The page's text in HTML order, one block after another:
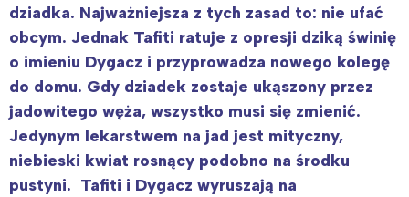
dziadka. Najważniejsza z tych zasad to: nie ufać
obcym. Jednak Tafiti ratuje z opresji dziką świnię
o imieniu Dygacz i przyprowadza nowego kolegę
do domu. Gdy dziadek zostaje ukąszony przez
jadowitego węża, wszystko musi się zmienić.
Jedynym lekarstwem na jad jest mityczny,
niebieski kwiat rosnący podobno na środku
pustyni. Tafiti i Dygacz wyruszają na